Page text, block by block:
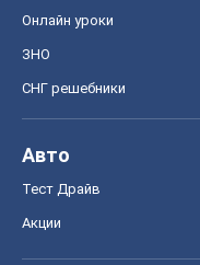
Онлайн уроки
ЗНО
СНГ решебники
Авто
Тест Драйв
Акции